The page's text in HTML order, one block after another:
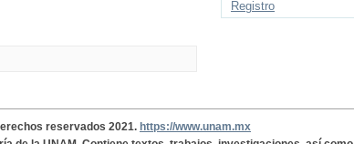
Registro
reservados 2021. https://www.unam.mx